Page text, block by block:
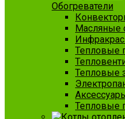
Обогреватели
Масляные
Тепловые
Тепловые
Тепловые